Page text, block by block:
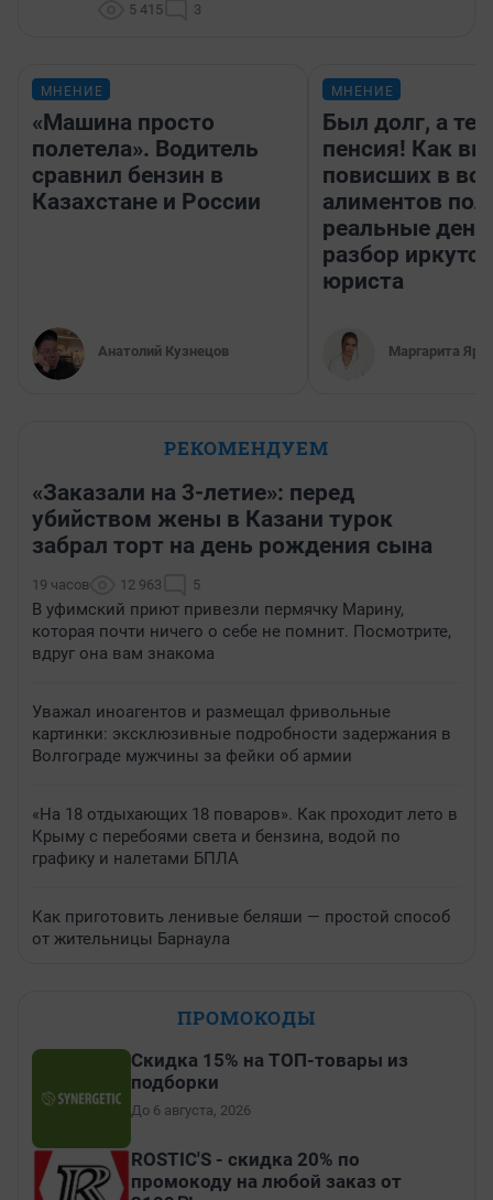
5 415 3
МНЕНИЕ
«Машина просто
полетела». Водитель
сравнил бензин в
Казахстане и России
Анатолий Кузнецов
МНЕНИЕ
Был долг, а
пенсия! Как
повисших в
алиментов
реальные
разбор
юриста
Маргарита
РЕКОМЕНДУЕМ
«Заказали на 3-летие»: перед
убийством жены в Казани турок
забрал торт на день рождения сына
19 часов 12 963 5
В уфимский приют привезли пермячку Марину,
которая почти ничего о себе не помнит. Посмотрите,
вдруг она вам знакома
Уважал иноагентов и размещал фривольные
картинки: эксклюзивные подробности задержания в
Волгограде мужчины за фейки об армии
«На 18 отдыхающих 18 поваров». Как проходит лето в
Крыму с перебоями света и бензина, водой по
графику и налетами БПЛА
Как приготовить ленивые беляши — простой способ
от жительницы Барнаула
ПРОМОКОДЫ
Скидка 15% на ТОП-товары из
подборки
До 6 августа, 2026
ROSTIC'S - скидка 20% по
промокоду на любой заказ от